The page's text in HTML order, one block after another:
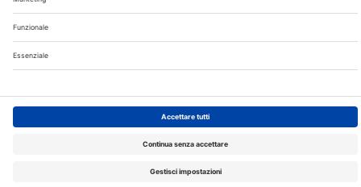
5/05/2022